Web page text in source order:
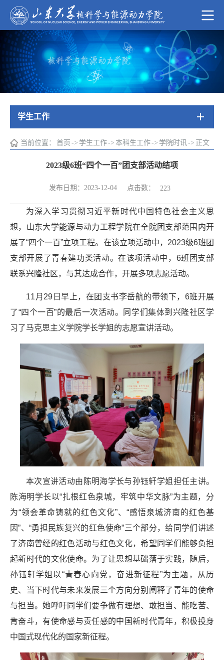
学生工作
当前位置： 首页 -> 学生工作-> 本科生工作-> 学院时讯-> 正文
2023级6班“四个一百”团支部活动结项
发布日期：2023-12-04 点击数： 223
为深入学习贯彻习近平新时代中国特色社会主义思
想，山东大学能源与动力工程学院在全院团支部范围内开
展了“四个一百”立项工程。在该立项活动中， 2023级6班团
支部开展了青春建功类活动。在该项活动中， 6班团支部
联系兴隆社区，与其达成合作，开展多项志愿活动。
11 月 29 日早上，在团支书李岳航的带领下， 6班开展
了“四个一百”的最后一次活动。同学们集体到兴隆社区学
习了马克思主义学院学长学姐的志愿宣讲活动。
本次宣讲活动由陈明海学长与孙钰轩学姐担任主讲。
陈海明学长以“扎根红色泉城，牢筑中华文脉”为主题，分
为“领会革命铸就的红色文化”、“感悟泉城济南的红色基
因”、“勇担民族复兴的红色使命”三个部分，给同学们讲述
了济南曾经的红色活动与红色文化，希望同学们能够负担
起新时代的文化使命。为了让思想基础落于实践，随后，
孙钰轩学姐以“青春心向党，奋进新征程”为主题，从历
史、当下时代与未来发展三个方向分别阐释了青年的使命
与担当。她呼吁同学们要争做有理想、敢担当、能吃苦、
肯奋斗，有使命感与责任感的中国新时代青年，积极投身
中国式现代化的国家新征程。